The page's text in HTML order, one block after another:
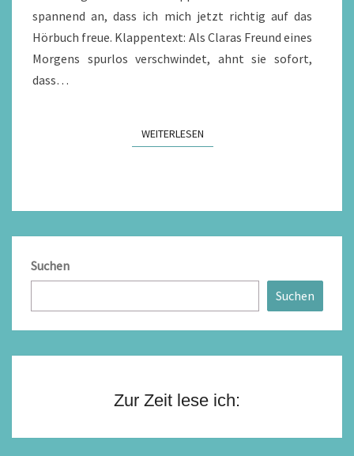
spannend an, dass ich mich jetzt richtig auf das
Hörbuch freue. Klappentext: Als Claras Freund eines
Morgens spurlos verschwindet, ahnt sie sofort,
dass…
WEITERLESENWEITERLESEN
Suchen
Suchen
Zur Zeit lese ich: